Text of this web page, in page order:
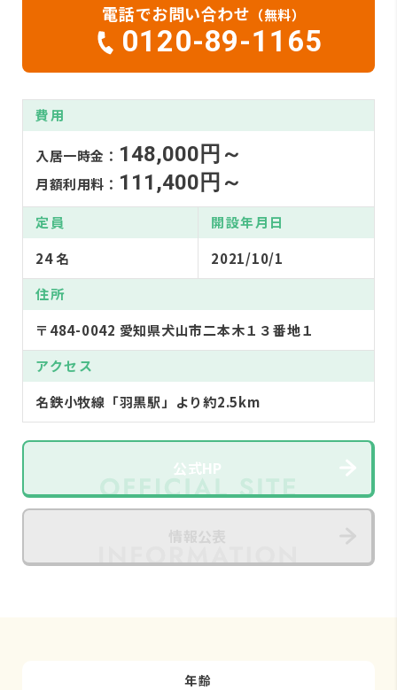
電話でお問い合わせ （無料）
0120-89-1165
費用
入居一時金： 148,000円～
月額利用料： 111,400円～
定員
24 名
開設年月日
2021/10/1
住所
〒484-0042 愛知県犬山市二本木１３番地１
アクセス
名鉄小牧線「羽黒駅」より約2.5km
公式HP
年齢